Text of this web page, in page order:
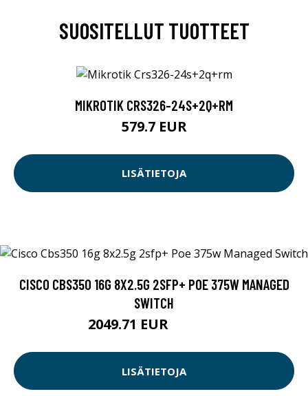
SUOSITELLUT TUOTTEET
MIKROTIK CRS326-24S+2Q+RM
579.7 EUR
LISÄTIETOJA
CISCO CBS350 16G 8X2.5G 2SFP+ POE 375W MANAGED
SWITCH
2049.71 EUR
LISÄTIETOJA